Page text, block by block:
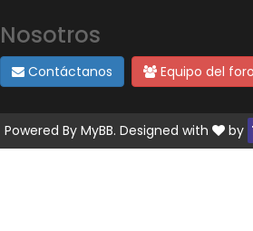
Nosotros
Contáctanos Equipo del foro
Powered By MyBB. Designed with by